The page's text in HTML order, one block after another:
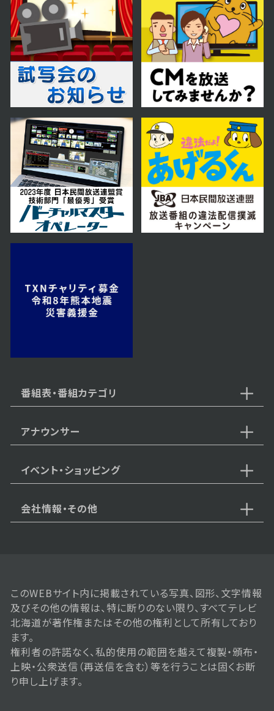
2025年12月06日 放送
12月6日【中継：ていね温泉ほのか
注目の岩盤浴！】
2025年11月29日 放送
11月29日【中継：COFFEE CITY
FESTIVAL（コーヒーシティフェス
ティバル）】
2025年11月22日 放送
11月22日【中継：にぎわい市場さ
っぽろ】
放題がお得に楽しめる♪
11月8日【北海道が誇る大食い女
【中継：二条市場界隈のグルメが熱
2025年10月18日 放送
10月18日【話題のイベントが札幌
に上陸！行方不明展から中継】
番組表・番組カテゴリ
アナウンサー
イベント・ショッピング
会社情報・その他
このWEBサイト内に掲載されている写真、図形、文字情報
及びその他の情報は、特に断りのない限り、すべてテレビ
北海道が著作権またはその他の権利として所有しており
ます。
権利者の許諾なく、私的使用の範囲を越えて複製・頒布・
上映・公衆送信（再送信を含む）等を行うことは固くお断
り申し上げます。